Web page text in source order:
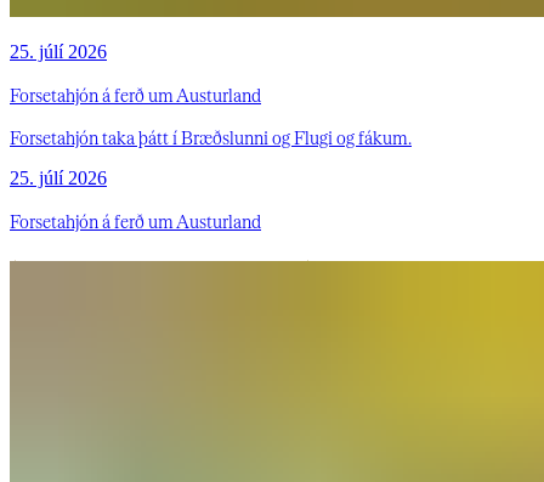
25. júlí 2026
Forsetahjón á ferð um Austurland
Forsetahjón taka þátt í Bræðslunni og Flugi og fákum.
25. júlí 2026
Forsetahjón á ferð um Austurland